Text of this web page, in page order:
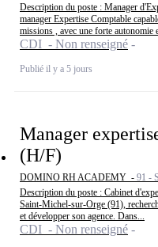
Description du poste : Manager
manager Expertise Comptable
missions , avec une forte autonomie
CDI - Non renseigné
Publié il y a 5 jours
Manager
(H/F)
DOMINO RH ACADEMY - 91 -
Description du poste : Cabinet
Saint-Michel-sur-Orge (91),
et développer son agence. Dans...
CDI - Non renseigné